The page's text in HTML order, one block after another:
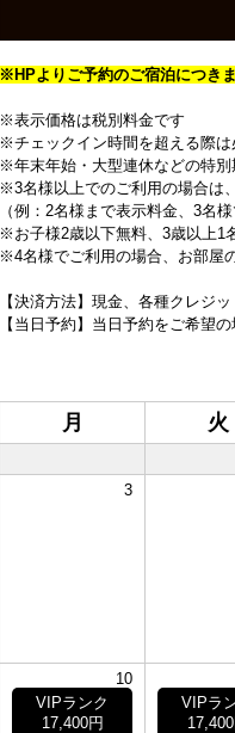
※HPよりご予約のご宿泊につき
※表示価格は税別料金です
※チェックイン時間を超える際
※年末年始・大型連休などの特
※3名様以上でのご利用の場合は
（例：2名様まで表示料金、3名
※お子様2歳以下無料、3歳以上1
※4名様でご利用の場合、お部屋
【決済方法】現金、各種クレジ
【当日予約】当日予約をご希望
月 火
3
10
VIPランク
17,400円
VIPラ